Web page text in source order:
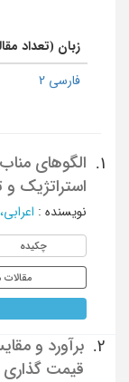
زبان (تعداد
فارسی 2
1.
الگوهای
استراتژیک
نویسنده :
چکیده
مقالات
2.
برآورد و
قیمت گذاری